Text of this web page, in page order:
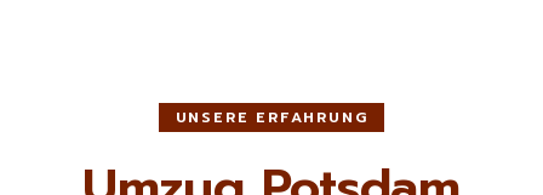
UNSERE ERFAHRUNG